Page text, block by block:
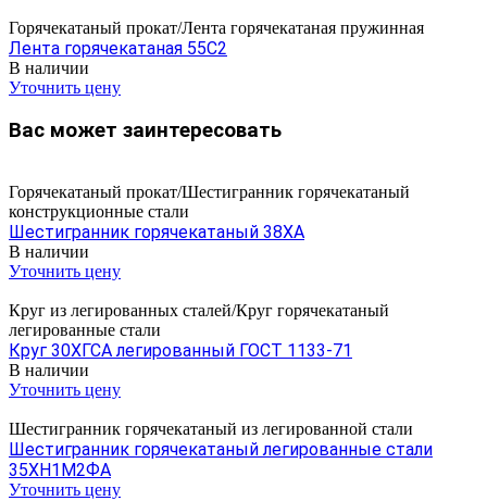
Горячекатаный прокат/Лента горячекатаная пружинная
Лента горячекатаная 55С2
В наличии
Уточнить цену
Вас может заинтересовать
Горячекатаный прокат/Шестигранник горячекатаный
конструкционные стали
Шестигранник горячекатаный 38ХА
В наличии
Уточнить цену
Круг из легированных сталей/Круг горячекатаный
легированные стали
Круг 30ХГСА легированный ГОСТ 1133-71
В наличии
Уточнить цену
Шестигранник горячекатаный из легированной стали
Шестигранник горячекатаный легированные стали
35ХН1М2ФА
Уточнить цену